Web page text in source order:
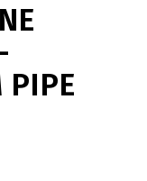
PIPE